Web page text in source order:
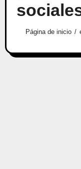
Página de inicio